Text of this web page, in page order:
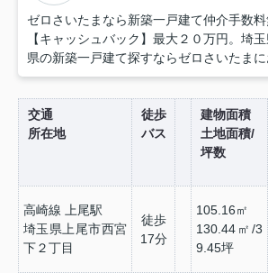
ゼロさいたまなら新築一戸建て仲介手数
【キャッシュバック】最大２０万円。埼
県の新築一戸建て探すならゼロさいたまに
交通
所在地
徒歩
バス
建物面積
土地面積/
坪数
高崎線 上尾駅
埼玉県上尾市西宮
下２丁目
徒歩
17分
105.16㎡
130.44㎡/3
9.45坪